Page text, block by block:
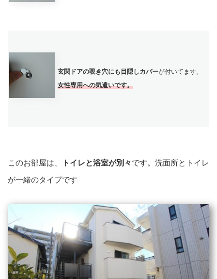
玄関ドアの覗き穴にも目隠しカバーが付いてます。
女性専用への気遣いです。
このお部屋は、 トイレと浴室が別々です。洗面所とトイレ
が一緒のタイプです